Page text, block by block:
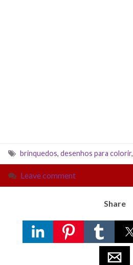
brinquedos, desenhos para colorir,
Leave comment
Share